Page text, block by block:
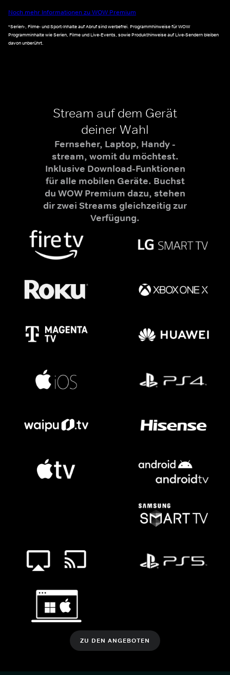
Noch mehr Informationen zu WOW Premium
*Serien-, Filme- und Sport-Inhalte auf Abruf sind werbefrei. Programmhinweise für WOW
Programminhalte wie Serien, Filme und Live-Events, sowie Produkthinweise auf Live-Sendern bleiben
davon unberührt.
Stream auf dem Gerät
deiner Wahl
Fernseher, Laptop, Handy -
stream, womit du möchtest.
Inklusive Download-Funktionen
für alle mobilen Geräte. Buchst
du WOW Premium dazu, stehen
dir zwei Streams gleichzeitig zur
Verfügung.
ZU DEN ANGEBOTEN